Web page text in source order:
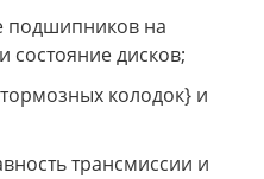
подшипников на
состояние дисков;
колодок} и
трансмиссии и